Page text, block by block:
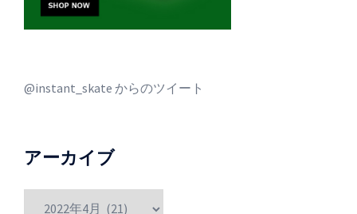
@instant_skate からのツイート
アーカイブ